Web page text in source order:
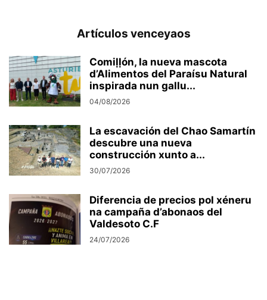
Artículos venceyaos
Comiḷḷón, la nueva mascota
d’Alimentos del Paraísu Natural
inspirada nun gallu...
04/08/2026
La escavación del Chao Samartín
descubre una nueva
construcción xunto a...
30/07/2026
Diferencia de precios pol xéneru
na campaña d’abonaos del
Valdesoto C.F
24/07/2026